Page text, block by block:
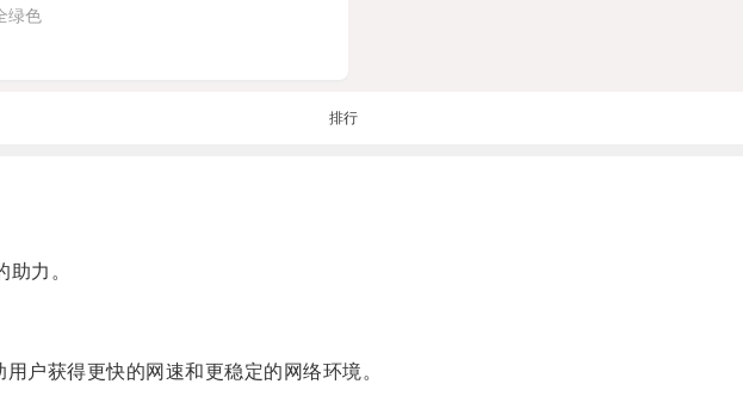
绿色
排行
力。
户获得更快的网速和更稳定的网络环境。